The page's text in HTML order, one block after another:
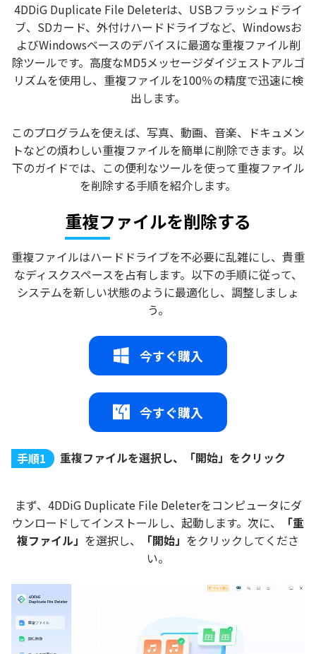
4DDiG Duplicate File Deleterは、USBフラッシュドライ
ブ、SDカード、外付けハードドライブなど、Windowsお
よびWindowsベースのデバイスに最適な重複ファイル削
除ツールです。高度なMD5メッセージダイジェストアルゴ
リズムを使用し、重複ファイルを100％の精度で迅速に検
出します。
このプログラムを使えば、写真、動画、音楽、ドキュメン
トなどの煩わしい重複ファイルを簡単に削除できます。以
下のガイドでは、この便利なツールを使って重複ファイル
を削除する手順を紹介します。
重複ファイルを削除する
重複ファイルはハードドライブを不必要に乱雑にし、貴重
なディスクスペースを占有します。以下の手順に従って、
システムを新しい状態のように最適化し、調整しましょ
う。
今すぐ購入
今すぐ購入
手順1 重複ファイルを選択し、「開始」をクリック
まず、4DDiG Duplicate File Deleterをコンピュータにダ
ウンロードしてインストールし、起動します。次に、
「重
複ファイル」 を選択し、 「開始」 をクリックしてくださ
い。